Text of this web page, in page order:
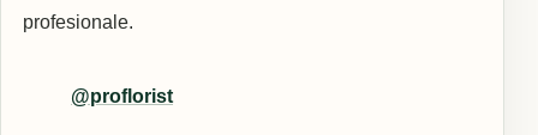
profesionale.
@proflorist